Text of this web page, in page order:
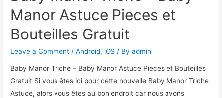
Manor Astuce Pieces et
Bouteilles Gratuit
Leave a Comment /Android, iOS / Byadmin
Baby Manor Triche – Baby Manor Astuce Pieces et Bouteilles
Gratuit Si vous êtes ici pour cette nouvelle Baby Manor Triche
Astuce, alors vous êtes au bon endroit car nous avons